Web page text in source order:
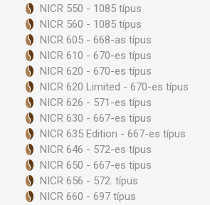
NICR 550 - 1085 típus
NICR 560 - 1085 típus
NICR 605 - 668-as típus
NICR 610 - 670-es típus
NICR 620 - 670-es típus
NICR 620 Limited - 670-es típus
NICR 626 - 571-es típus
NICR 630 - 667-es típus
NICR 635 Edition - 667-es típus
NICR 646 - 572-es típus
NICR 650 - 667-es típus
NICR 656 - 572. típus
NICR 660 - 697 típus